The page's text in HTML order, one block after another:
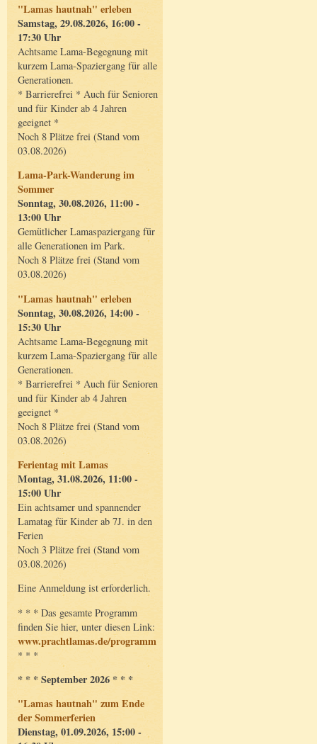
"Lamas hautnah" erleben
Samstag, 29.08.2026, 16:00 -
17:30 Uhr
Achtsame Lama-Begegnung mit
kurzem Lama-Spaziergang für alle
Generationen.
* Barrierefrei * Auch für Senioren
und für Kinder ab 4 Jahren
geeignet *
Noch 8 Plätze frei (Stand vom
03.08.2026)
Lama-Park-Wanderung im
Sommer
Sonntag, 30.08.2026, 11:00 -
13:00 Uhr
Gemütlicher Lamaspaziergang für
alle Generationen im Park.
Noch 8 Plätze frei (Stand vom
03.08.2026)
"Lamas hautnah" erleben
Sonntag, 30.08.2026, 14:00 -
15:30 Uhr
Achtsame Lama-Begegnung mit
kurzem Lama-Spaziergang für alle
Generationen.
* Barrierefrei * Auch für Senioren
und für Kinder ab 4 Jahren
geeignet *
Noch 8 Plätze frei (Stand vom
03.08.2026)
Ferientag mit Lamas
Montag, 31.08.2026, 11:00 -
15:00 Uhr
Ein achtsamer und spannender
Lamatag für Kinder ab 7J. in den
Ferien
Noch 3 Plätze frei (Stand vom
03.08.2026)
Eine Anmeldung ist erforderlich.
* * * Das gesamte Programm
finden Sie hier, unter diesen Link:
www.prachtlamas.de/programm
* * *
* * * September 2026 * * *
"Lamas hautnah" zum Ende
der Sommerferien
Dienstag, 01.09.2026, 15:00 -